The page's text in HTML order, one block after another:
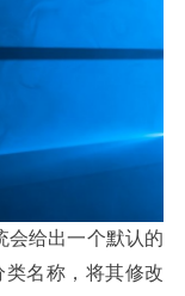
会给出一个默认的
类名称 ， 将其修改